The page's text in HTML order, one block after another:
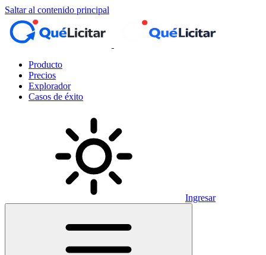
Saltar al contenido principal
Producto
Precios
Explorador
Casos de éxito
Ingresar